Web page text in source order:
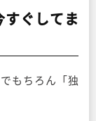
すぐしてま
もちろん「独